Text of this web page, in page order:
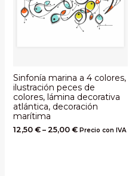
Sinfonía marina a 4 colores,
ilustración peces de
colores, lámina decorativa
atlántica, decoración
marítima
12,50 €– 25,00 € Precio con IVA